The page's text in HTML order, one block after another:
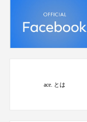
ace. とは